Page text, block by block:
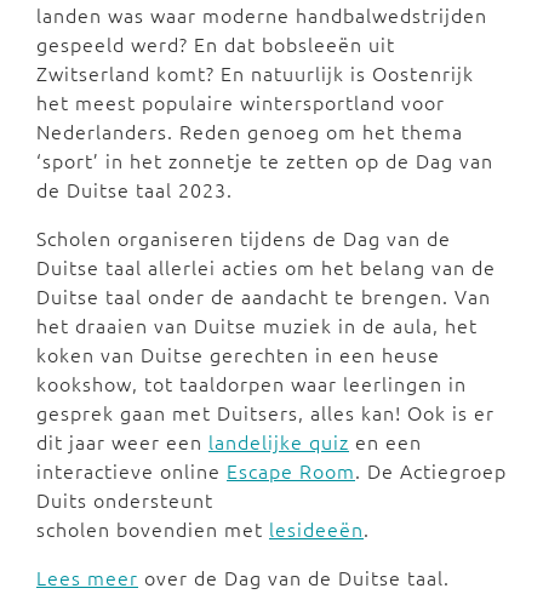
landen was waar moderne handbalwedstrijden
gespeeld werd? En dat bobsleeën uit
Zwitserland komt? En natuurlijk is Oostenrijk
het meest populaire wintersportland voor
Nederlanders. Reden genoeg om het thema
‘sport’ in het zonnetje te zetten op de Dag van
de Duitse taal 2023.
Scholen organiseren tijdens de Dag van de
Duitse taal allerlei acties om het belang van de
Duitse taal onder de aandacht te brengen. Van
het draaien van Duitse muziek in de aula, het
koken van Duitse gerechten in een heuse
kookshow, tot taaldorpen waar leerlingen in
gesprek gaan met Duitsers, alles kan! Ook is er
dit jaar weer een landelijke quiz en een
interactieve online Escape Room. De Actiegroep
Duits ondersteunt
scholen bovendien met lesideeën.
Lees meer over de Dag van de Duitse taal.